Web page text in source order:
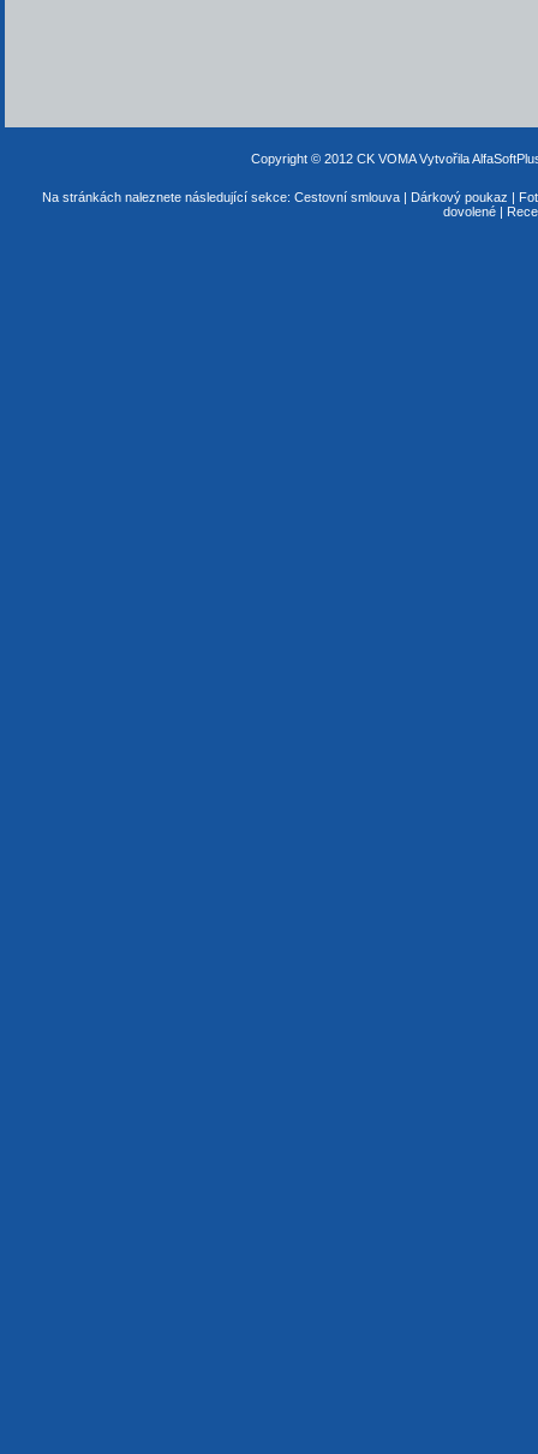
Copyright © 2012 CK VOMA Vytvořila
Na stránkách naleznete následující sekce: Cestovní smlouva| Dárkový poukaz |
dovolené|